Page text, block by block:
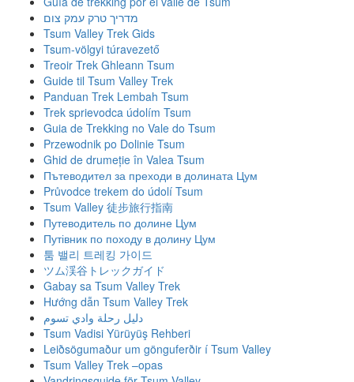
מדריך טרק עמק צום
Tsum Valley Trek Gids
Tsum-völgyi túravezető
Treoir Trek Ghleann Tsum
Guide til Tsum Valley Trek
Panduan Trek Lembah Tsum
Trek sprievodca údolím Tsum
Guia de Trekking no Vale do Tsum
Przewodnik po Dolinie Tsum
Ghid de drumeție în Valea Tsum
Пътеводител за преходи в долината Цум
Průvodce trekem do údolí Tsum
Tsum Valley 徒步旅行指南
Путеводитель по долине Цум
Путівник по походу в долину Цум
툼 밸리 트레킹 가이드
ツム渓谷トレックガイド
Gabay sa Tsum Valley Trek
Hướng dẫn Tsum Valley Trek
دليل رحلة وادي تسوم
Tsum Vadisi Yürüyüş Rehberi
Leiðsögumaður um gönguferðir í Tsum Valley
Tsum Valley Trek –opas